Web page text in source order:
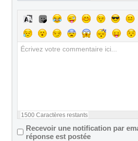
1500 Caractères restants
Recevoir une notification par
réponse est postée